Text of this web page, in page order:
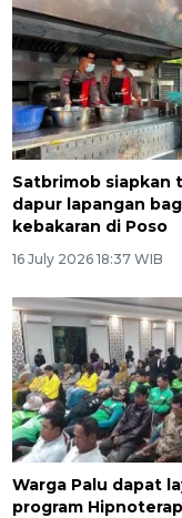
Satbrimob siapkan
dapur lapangan
kebakaran di Poso
16 July 2026 18:37 WIB
Warga Palu dapat
program